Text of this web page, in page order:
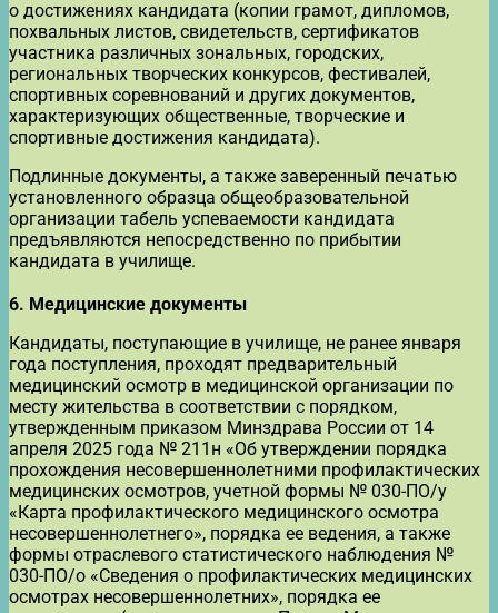
о достижениях кандидата (копии грамот, дипломов,
похвальных листов, свидетельств, сертификатов
участника различных зональных, городских,
региональных творческих конкурсов, фестивалей,
спортивных соревнований и других документов,
характеризующих общественные, творческие и
спортивные достижения кандидата).
Подлинные документы, а также заверенный печатью
установленного образца общеобразовательной
организации табель успеваемости кандидата
предъявляются непосредственно по прибытии
кандидата в училище.
6. Медицинские документы
Кандидаты, поступающие в училище, не ранее января
года поступления, проходят предварительный
медицинский осмотр в медицинской организации по
месту жительства в соответствии с порядком,
утвержденным приказом Минздрава России от 14
апреля 2025 года № 211н «Об утверждении порядка
прохождения несовершеннолетними профилактических
медицинских осмотров, учетной формы № 030-ПО/у
«Карта профилактического медицинского осмотра
несовершеннолетнего», порядка ее ведения, а также
формы отраслевого статистического наблюдения №
030-ПО/о «Сведения о профилактических медицинских
осмотрах несовершеннолетних», порядка ее